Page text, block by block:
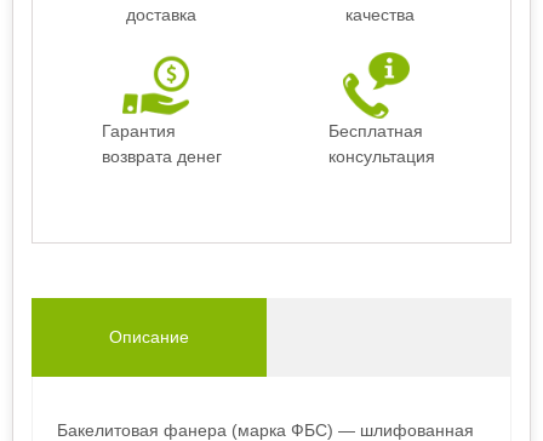
доставка
качества
Гарантия
возврата денег
Бесплатная
консультация
Описание
Бакелитовая фанера (марка ФБС) — шлифованная